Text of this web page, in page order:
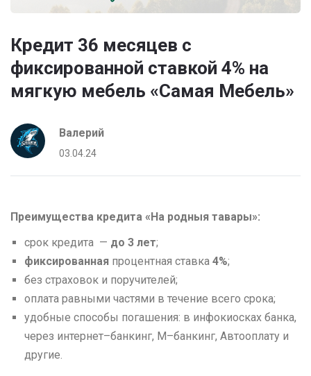
Кредит 36 месяцев с
фиксированной ставкой 4% на
мягкую мебель «Самая Мебель»
Валерий
03.04.24
Преимущества кредита «На родныя тавары»:
cрок кредита — до 3 лет;
фиксированная процентная ставка 4%;
без страховок и поручителей;
оплата равными частями в течение всего срока;
удобные способы погашения: в инфокиосках банка,
через интернет–банкинг, М–банкинг, Автооплату и
другие.